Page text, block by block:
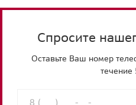
Спросите
Оставьте Ваш номер
течение